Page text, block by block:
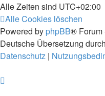
Alle Zeiten sind UTC+02:00
Alle Cookies löschen
Powered by phpBB® Forum
Deutsche Übersetzung durch
Datenschutz |